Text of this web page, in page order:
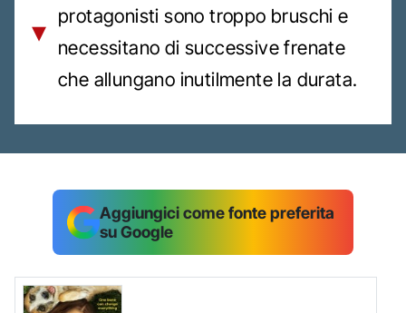
protagonisti sono troppo bruschi e
necessitano di successive frenate
che allungano inutilmente la durata.
Aggiungici come fonte preferita
su Google